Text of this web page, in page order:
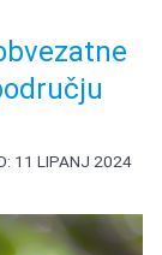
11 LIPANJ 2024